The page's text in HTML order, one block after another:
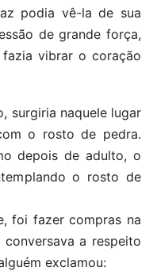
podia vê-la de sua
de grande força,
vibrar o coração
surgiria naquele lugar
o rosto de pedra.
depois de adulto, o
o rosto de
foi fazer compras na
a respeito
exclamou: